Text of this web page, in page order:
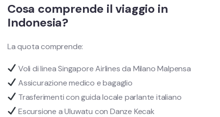
Cosa comprende il viaggio in
Indonesia?
La quota comprende:
Voli di linea Singapore Airlines da Milano Malpensa
Assicurazione medico e bagaglio
Trasferimenti con guida locale parlante italiano
Escursione a Uluwatu con Danze Kecak